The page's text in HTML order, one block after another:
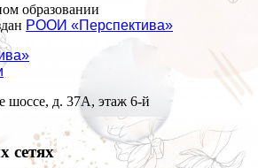
образовании
РООИ «Перспектива»
шоссе, д. 37А, этаж 6-й
сетях